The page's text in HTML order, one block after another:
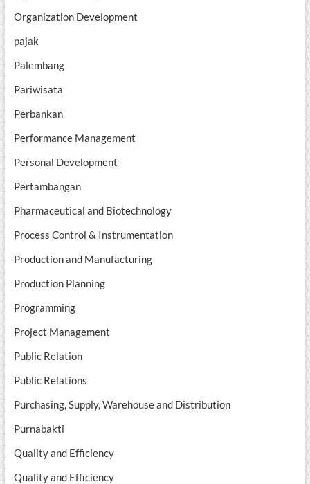
Organization Development
pajak
Palembang
Pariwisata
Perbankan
Performance Management
Personal Development
Pertambangan
Pharmaceutical and Biotechnology
Process Control & Instrumentation
Production and Manufacturing
Production Planning
Programming
Project Management
Public Relation
Public Relations
Purchasing, Supply, Warehouse and Distribution
Purnabakti
Quality and Efficiency
Quality and Efficiency